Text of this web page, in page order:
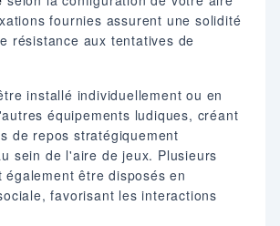
fournies assurent une solidité
résistance aux tentatives de
installé individuellement ou en
équipements ludiques, créant
de repos stratégiquement
sein de l'aire de jeux. Plusieurs
également être disposés en
favorisant les interactions